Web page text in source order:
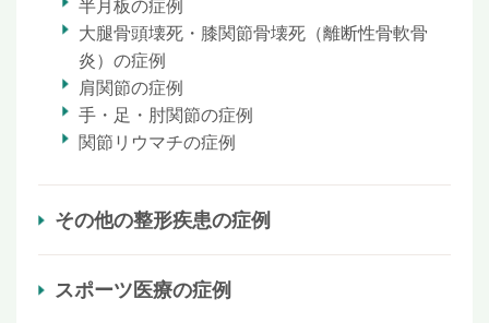
半月板の症例
大腿骨頭壊死・膝関節骨壊死（離断性骨軟骨
炎）の症例
肩関節の症例
手・足・肘関節の症例
関節リウマチの症例
その他の整形疾患の症例
スポーツ医療の症例